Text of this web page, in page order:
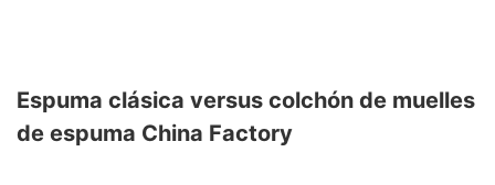
Espuma clásica versus colchón de muelles
de espuma China Factory